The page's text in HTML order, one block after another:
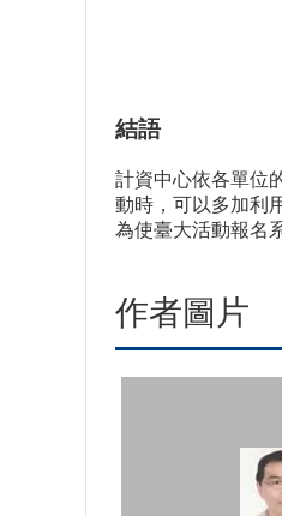
結語
計資中心依各單位
動時，可以多加利
為使臺大活動報名
作者圖片